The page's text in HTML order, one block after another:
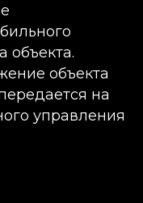
объекта.
объекта
на
управления